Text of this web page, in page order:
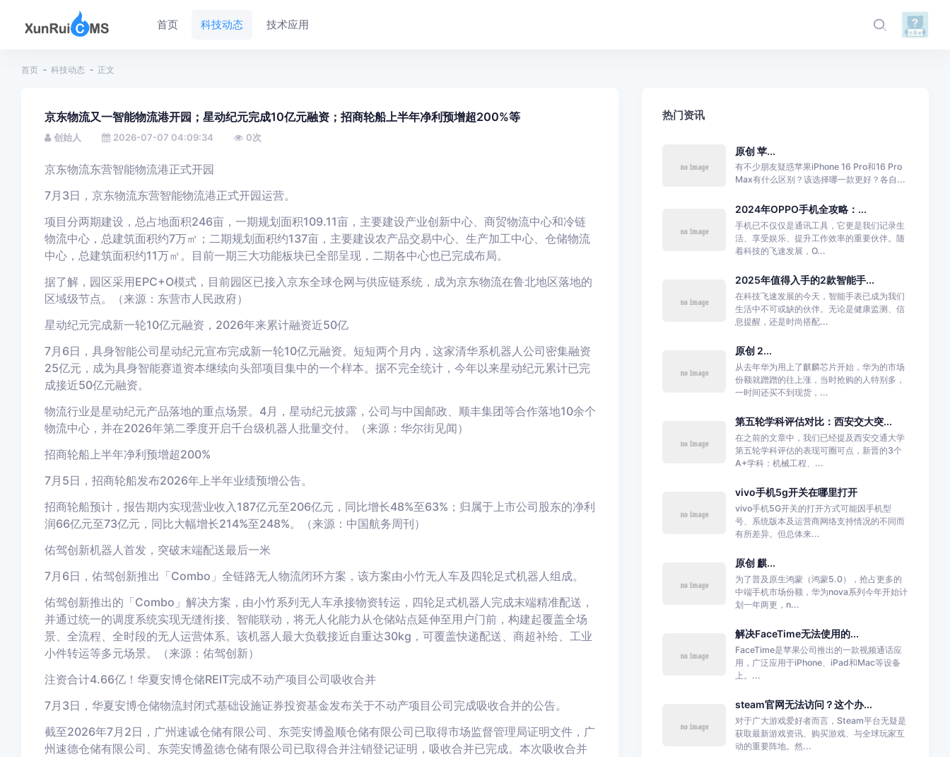
首页 科技动态 技术应用
首页 科技动态 正文
京东物流又一智能物流港开园；星动纪元完成10亿元融资；招商轮船上半年净利预增超200%等
创始人 2026-07-07 04:09:34 0次
京东物流东营智能物流港正式开园
7月3日，京东物流东营智能物流港正式开园运营。
项目分两期建设，总占地面积246亩，一期规划面积109.11亩，主要建设产业创新中心、商贸物流中心和冷链
物流中心，总建筑面积约7万㎡；二期规划面积约137亩，主要建设农产品交易中心、生产加工中心、仓储物流
中心，总建筑面积约11万㎡。目前一期三大功能板块已全部呈现，二期各中心也已完成布局。
据了解，园区采用EPC+O模式，目前园区已接入京东全球仓网与供应链系统，成为京东物流在鲁北地区落地的
区域级节点。（来源：东营市人民政府）
星动纪元完成新一轮10亿元融资，2026年来累计融资近50亿
7月6日，具身智能公司星动纪元宣布完成新一轮10亿元融资。短短两个月内，这家清华系机器人公司密集融资
25亿元，成为具身智能赛道资本继续向头部项目集中的一个样本。据不完全统计，今年以来星动纪元累计已完
成接近50亿元融资。
物流行业是星动纪元产品落地的重点场景。4月，星动纪元披露，公司与中国邮政、顺丰集团等合作落地10余个
物流中心，并在2026年第二季度开启千台级机器人批量交付。（来源：华尔街见闻）
招商轮船上半年净利预增超200%
7月5日，招商轮船发布2026年上半年业绩预增公告。
招商轮船预计，报告期内实现营业收入187亿元至206亿元，同比增长48%至63%；归属于上市公司股东的净利
润66亿元至73亿元，同比大幅增长214%至248%。（来源：中国航务周刊）
佑驾创新机器人首发， 突破末端配送最后一米
7月6日，佑驾创新推出「Combo」全链路无人物流闭环方案，该方案由小竹无人车及四轮足式机器人组成。
佑驾创新推出的「Combo」解决方案，由小竹系列无人车承接物资转运，四轮足式机器人完成末端精准配送，
并通过统一的调度系统实现无缝衔接、智能联动，将无人化能力从仓储站点延伸至用户门前，构建起覆盖全场
景、全流程、全时段的无人运营体系。 该机器人最大负载接近自重达30kg，可覆盖快递配送、商超补给、工业
小件转运等多元场景。（来源：佑驾创新）
注资合计4.66亿！ 华夏安博仓储REIT完成不动产项目公司吸收合并
7月3日，华夏安博仓储物流封闭式基础设施证券投资基金发布关于不动产项目公司完成吸收合并的公告。
截至2026年7月2日，广州速诚仓储有限公司、东莞安博盈顺仓储有限公司已取得市场监督管理局证明文件，广
州速德仓储有限公司、东莞安博盈德仓储有限公司已取得合并注销登记证明，吸收合并已完成。本次吸收合并
热门资讯
原创 苹...
有不少朋友疑惑苹果iPhone 16 Pro和16 Pro
Max有什么区别？该选择哪一款更好？各自...
2024年OPPO手机全攻略：...
手机已不仅仅是通讯工具，它更是我们记录生
活、享受娱乐、提升工作效率的重要伙伴。随
着科技的飞速发展，O...
2025年值得入手的2款智能手...
在科技飞速发展的今天，智能手表已成为我们
生活中不可或缺的伙伴。无论是健康监测、信
息提醒，还是时尚搭配...
原创 2...
从去年华为用上了麒麟芯片开始，华为的市场
份额就蹭蹭的往上涨，当时抢购的人特别多，
一时间还买不到现货，...
第五轮学科评估对比：西安交大突...
在之前的文章中，我们已经提及西安交通大学
第五轮学科评估的表现可圈可点，新晋的3个
A+学科：机械工程、...
vivo手机5g开关在哪里打开
vivo手机5G开关的打开方式可能因手机型
号、系统版本及运营商网络支持情况的不同而
有所差异。但总体来...
原创 麒...
为了普及原生鸿蒙（鸿蒙5.0），抢占更多的
中端手机市场份额，华为nova系列今年开始计
划一年两更，n...
解决FaceTime无法使用的...
FaceTime是苹果公司推出的一款视频通话应
用，广泛应用于iPhone、iPad和Mac等设备
上。...
steam官网无法访问？这个办...
对于广大游戏爱好者而言，Steam平台无疑是
获取最新游戏资讯、购买游戏、与全球玩家互
动的重要阵地。然...